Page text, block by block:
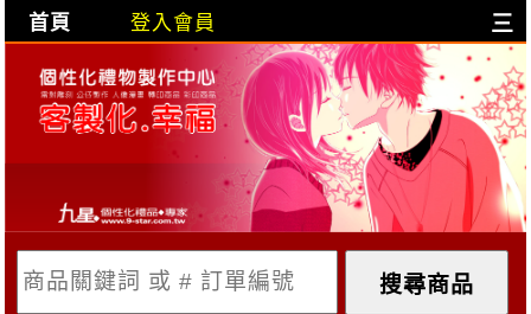
首頁 登入會員 三
購物車內容:
目前購物車是空的!
X